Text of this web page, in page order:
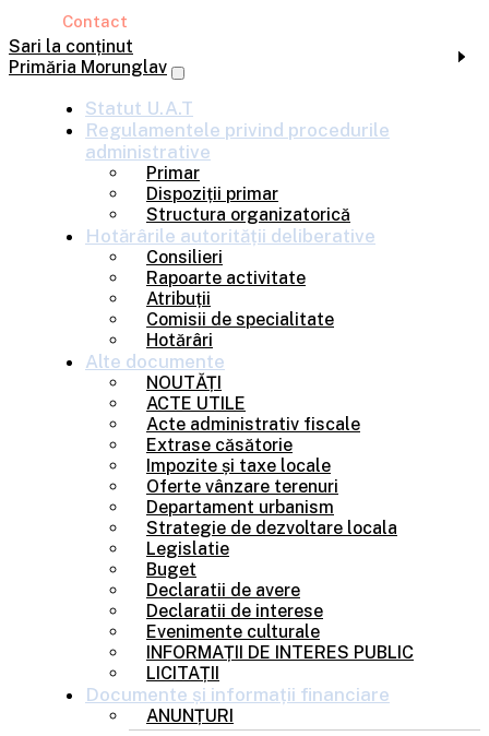
Sari la conținut
Primăria Morunglav
Statut U.A.T
Regulamentele privind procedurile
administrative
Primar
Dispoziții primar
Structura organizatorică
Hotărârile autorității deliberative
Consilieri
Rapoarte activitate
Atribuții
Comisii de specialitate
Hotărâri
Alte documente
NOUTĂȚI
ACTE UTILE
Acte administrativ fiscale
Extrase căsătorie
Impozite și taxe locale
Oferte vânzare terenuri
Departament urbanism
Strategie de dezvoltare locala
Legislatie
Buget
Declaratii de avere
Declaratii de interese
Evenimente culturale
INFORMAȚII DE INTERES PUBLIC
LICITAȚII
Documente și informații financiare
ANUNȚURI
Contact